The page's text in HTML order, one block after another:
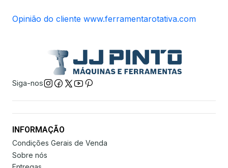
Opinião do cliente www.ferramentarotativa.com
Siga-nos
INFORMAÇÃO
Condições Gerais de Venda
Sobre nós